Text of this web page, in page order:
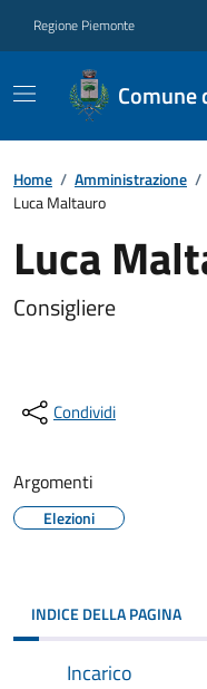
Regione Piemonte
Comune
Home / Amministrazione /
Luca Maltauro
Luca
Consigliere
Condividi
Argomenti
Elezioni
INDICE DELLA PAGINA
Incarico